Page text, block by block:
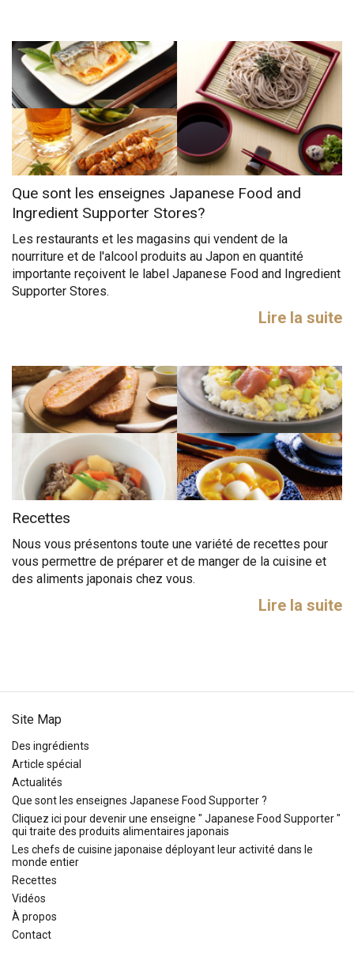
Que sont les enseignes Japanese Food and
Ingredient Supporter Stores?
Les restaurants et les magasins qui vendent de la
nourriture et de l'alcool produits au Japon en quantité
importante reçoivent le label Japanese Food and Ingredient
Supporter Stores.
Lire la suite
Recettes
Nous vous présentons toute une variété de recettes pour
vous permettre de préparer et de manger de la cuisine et
des aliments japonais chez vous.
Lire la suite
Site Map
Des ingrédients
Article spécial
Actualités
Que sont les enseignes Japanese Food Supporter ?
Cliquez ici pour devenir une enseigne " Japanese Food Supporter "
qui traite des produits alimentaires japonais
Les chefs de cuisine japonaise déployant leur activité dans le
monde entier
Recettes
Vidéos
À propos
Contact